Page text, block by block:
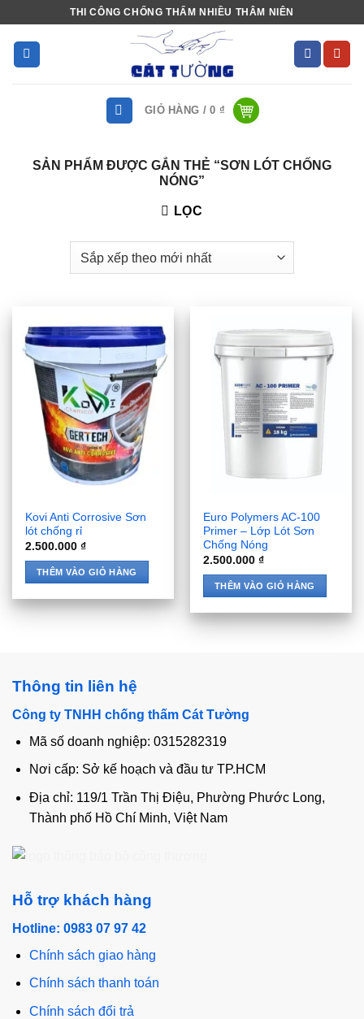
dung
THI CÔNG CHỐNG THẤM NHIỀU THÂM NIÊN
GIỎ HÀNG /0 ₫
SẢN PHẨM ĐƯỢC GẮN THẺ “SƠN LÓT CHỐNG
NÓNG”
LỌC
Kovi Anti Corrosive Sơn
lót chống rỉ
2.500.000₫
THÊM VÀO GIỎ HÀNG
Euro Polymers AC-100
Primer – Lớp Lót Sơn
Chống Nóng
2.500.000₫
THÊM VÀO GIỎ HÀNG
Thông tin liên hệ
Công ty TNHH chống thấm Cát Tường
Mã số doanh nghiệp: 0315282319
Nơi cấp: Sở kế hoạch và đầu tư TP.HCM
Địa chỉ: 119/1 Trần Thị Điệu, Phường Phước Long,
Thành phố Hồ Chí Minh, Việt Nam
Hỗ trợ khách hàng
Hotline: 0983 07 97 42
Chính sách giao hàng
Chính sách thanh toán
Chính sách đổi trả